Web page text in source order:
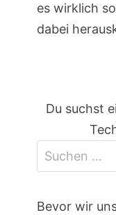
es wirklich
dabei
Du suchst
Bevor wir